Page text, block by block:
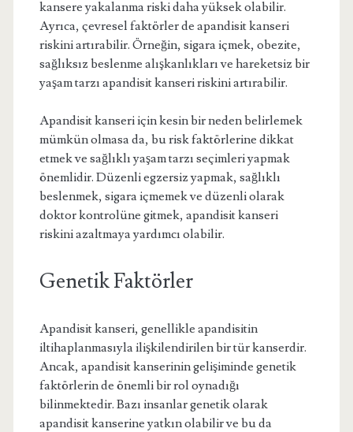
kansere yakalanma riski daha yüksek olabilir.
Ayrıca, çevresel faktörler de apandisit kanseri
riskini artırabilir. Örneğin, sigara içmek, obezite,
sağlıksız beslenme alışkanlıkları ve hareketsiz bir
yaşam tarzı apandisit kanseri riskini artırabilir.
Apandisit kanseri için kesin bir neden belirlemek
mümkün olmasa da, bu risk faktörlerine dikkat
etmek ve sağlıklı yaşam tarzı seçimleri yapmak
önemlidir. Düzenli egzersiz yapmak, sağlıklı
beslenmek, sigara içmemek ve düzenli olarak
doktor kontrolüne gitmek, apandisit kanseri
riskini azaltmaya yardımcı olabilir.
Genetik Faktörler
Apandisit kanseri, genellikle apandisitin
iltihaplanmasıyla ilişkilendirilen bir tür kanserdir.
Ancak, apandisit kanserinin gelişiminde genetik
faktörlerin de önemli bir rol oynadığı
bilinmektedir. Bazı insanlar genetik olarak
apandisit kanserine yatkın olabilir ve bu da